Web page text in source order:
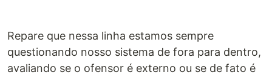
Repare que nessa linha estamos sempre
questionando nosso sistema de fora para dentro,
avaliando se o ofensor é externo ou se de fato é